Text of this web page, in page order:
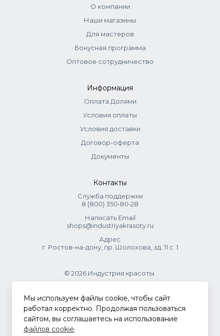
О компании
Наши магазины
Для мастеров
Бонусная программа
Оптовое сотрудничество
Информация
Оплата Долями
Условия оплаты
Условия доставки
Договор-оферта
Документы
Контакты
Служба поддержки
8 (800) 350‑80‑28
Написать Email
shops@industriyakrasoty.ru
Адрес
г. Ростов-на-дону, пр. Шолохова, зд. 11 с. 1
© 2026 Индустрия красоты.
.
Политика конфиденциальности
Мы используем файлы cookie, чтобы сайт
работал корректно. Продолжая пользоваться
сайтом, вы соглашаетесь на использование
файлов cookie.